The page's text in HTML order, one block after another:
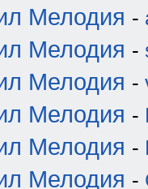
Мелодия -
Мелодия -
Мелодия -
Мелодия -
Мелодия -
Мелодия -